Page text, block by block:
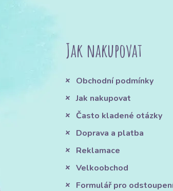
Jak nakupovat
Obchodní podmínky
Jak nakupovat
Často kladené otázky
Doprava a platba
Reklamace
Velkoobchod
Formulář pro